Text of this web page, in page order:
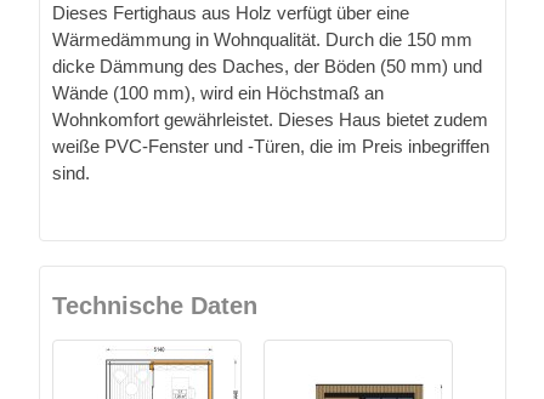
Dieses Fertighaus aus Holz verfügt über eine
Wärmedämmung in Wohnqualität. Durch die 150 mm
dicke Dämmung des Daches, der Böden (50 mm) und
Wände (100 mm), wird ein Höchstmaß an
Wohnkomfort gewährleistet. Dieses Haus bietet zudem
weiße PVC-Fenster und -Türen, die im Preis inbegriffen
sind.
Technische Daten